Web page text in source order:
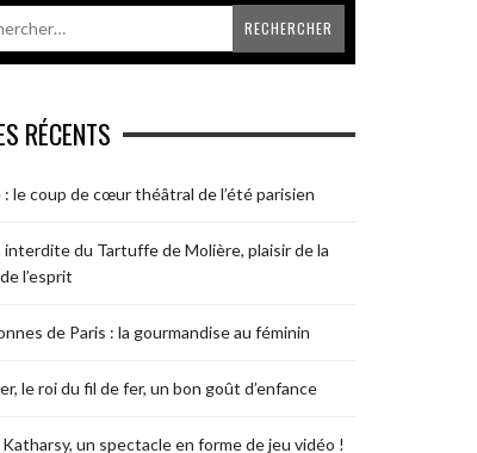
RÉCENTS
: le coup de cœur théâtral de l’été parisien
interdite du Tartuffe de Molière, plaisir de la
l’esprit
de Paris : la gourmandise au féminin
le roi du fil de fer, un bon goût d’enfance
un spectacle en forme de jeu vidéo !